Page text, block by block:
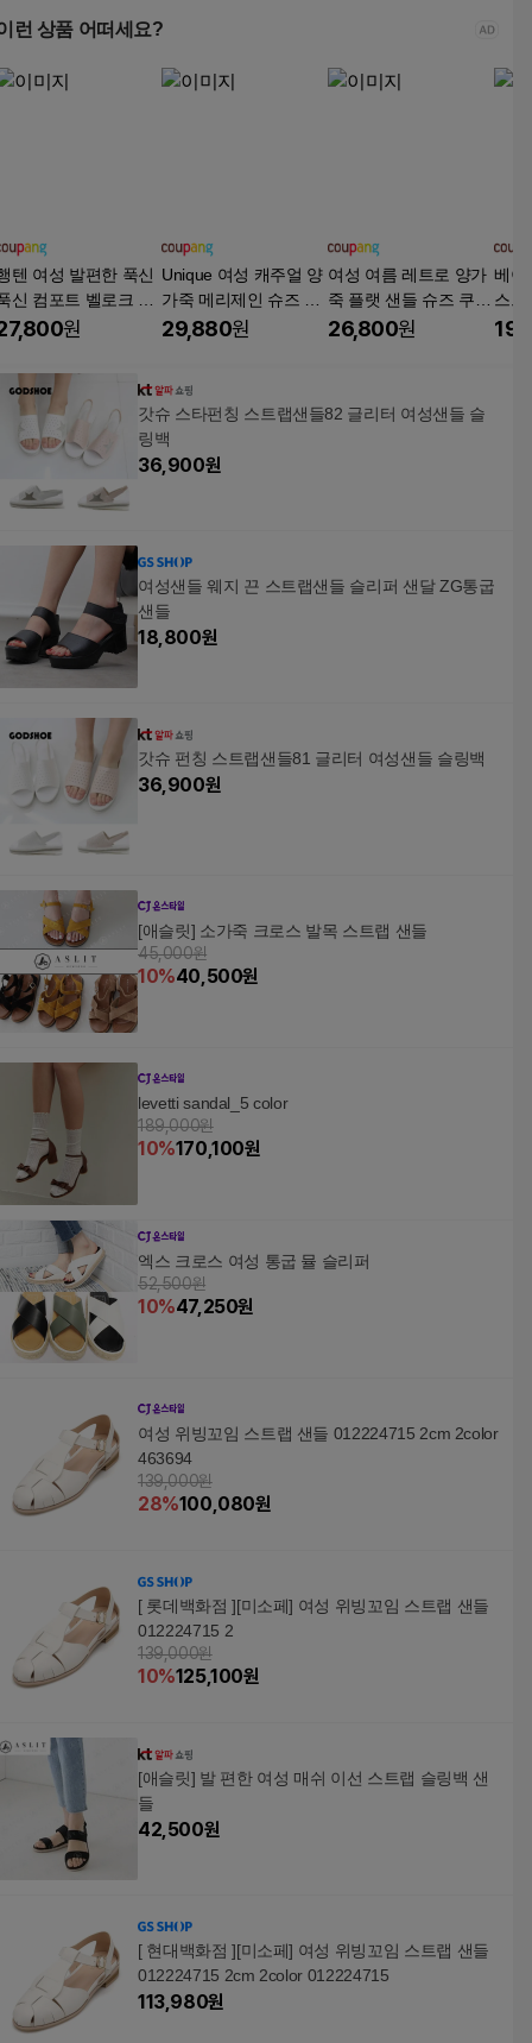
런 상품 어떠세요?
텐 여성 발편한 푹신
신 컴포트 벨로크 샌
HT-6605
원
Unique 여성 캐주얼 양
가죽 메리제인 슈즈 발
편한 메쉬 통기성 슬립
29,880원
여성 여름 레트로 양가
죽 플랫 샌들 슈즈 쿠션
발편한 신발
26,800원
베이
스트
갓슈 스타펀칭 스트랩샌들82 글리터 여성샌들 슬
링백
36,900원
여성샌들 웨지 끈 스트랩샌들 슬리퍼 샌달 ZG통굽
샌들
18,800원
갓슈 펀칭 스트랩샌들81 글리터 여성샌들 슬링백
36,900원
[애슬릿] 소가죽 크로스 발목 스트랩 샌들
45,000원
10%40,500원
levetti sandal_5 color
189,000원
10%170,100원
엑스 크로스 여성 통굽 뮬 슬리퍼
52,500원
10%47,250원
여성 위빙꼬임 스트랩 샌들 012224715 2cm 2color
463694
139,000원
28%100,080원
[ 롯데백화점 ][미소페] 여성 위빙꼬임 스트랩 샌들
012224715 2
139,000원
10%125,100원
[애슬릿] 발 편한 여성 매쉬 이선 스트랩 슬링백 샌
들
42,500원
[ 현대백화점 ][미소페] 여성 위빙꼬임 스트랩 샌들
012224715 2cm 2color 012224715
113,980원